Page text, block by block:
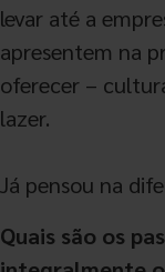
levar até a
apresentem na
oferecer –
lazer.
Já pensou na
Quais são os